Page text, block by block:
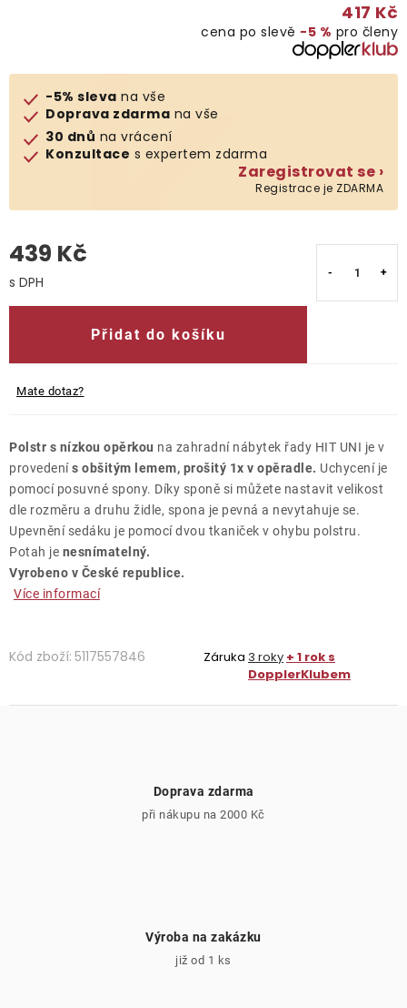
Klub výhod
417 Kč
cena po slevě −5 % pro členy
-5% sleva na vše
Doprava zdarma na vše
30 dnů na vrácení
Konzultace s expertem zdarma
Zaregistrovat se ›
Registrace je ZDARMA
439 Kč
Přidat do košíku
Mate dotaz?
Polstr s nízkou opěrkou na zahradní nábytek řady HIT UNI je v
provedenís obšitým lemem, prošitý 1x v opěradle. Uchycení je
pomocí posuvné spony. Díky sponě si můžete nastavit velikost
dle rozměru a druhu židle, spona je pevná a nevytahuje se.
Upevnění sedáku je pomocí dvou tkaniček v ohybu polstru.
Potah je nesnímatelný.
Vyrobeno v České republice.
Více informací
Kód zboží: 5117557846 Záruka 3 roky + 1 rok s
DopplerKlubem
Doprava zdarma
při nákupu na 2000 Kč
Výroba na zakázku
již od 1 ks